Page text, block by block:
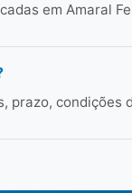
em Amaral
prazo, condições